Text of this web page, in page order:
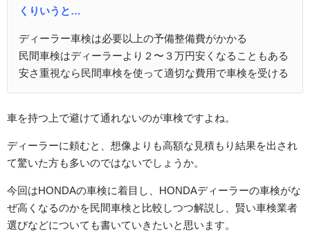
くりいうと…
ディーラー車検は必要以上の予備整備費がかかる
民間車検はディーラーより２〜３万円安くなることもある
安さ重視なら民間車検を使って適切な費用で車検を受ける
車を持つ上で避けて通れないのが車検ですよね。
ディーラーに頼むと、想像よりも高額な見積もり結果を出され
て驚いた方も多いのではないでしょうか。
今回はHONDAの車検に着目し、HONDAディーラーの車検がな
ぜ高くなるのかを民間車検と比較しつつ解説し、賢い車検業者
選びなどについても書いていきたいと思います。